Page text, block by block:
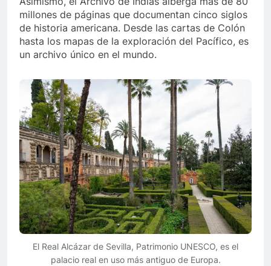
millones de páginas que documentan cinco siglos
de historia americana. Desde las cartas de Colón
hasta los mapas de la exploración del Pacífico, es
un archivo único en el mundo.
El Real Alcázar de Sevilla, Patrimonio UNESCO, es el
palacio real en uso más antiguo de Europa.